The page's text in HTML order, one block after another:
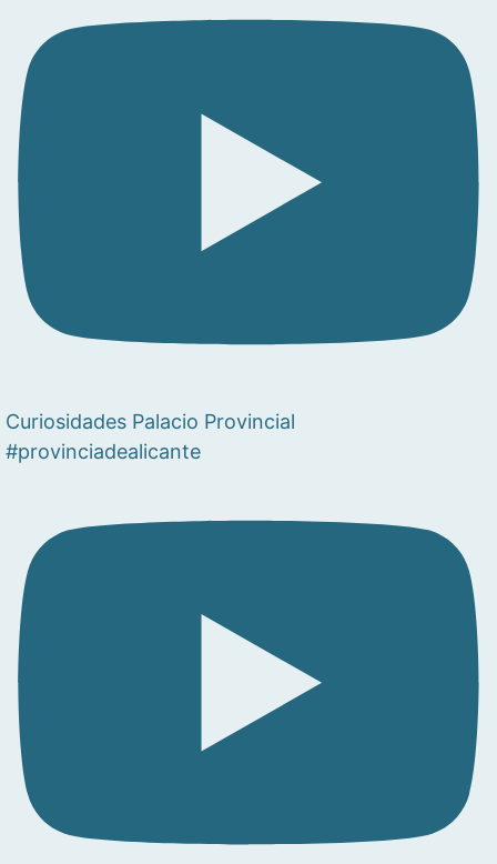
Curiosidades Palacio Provincial
#provinciadealicante